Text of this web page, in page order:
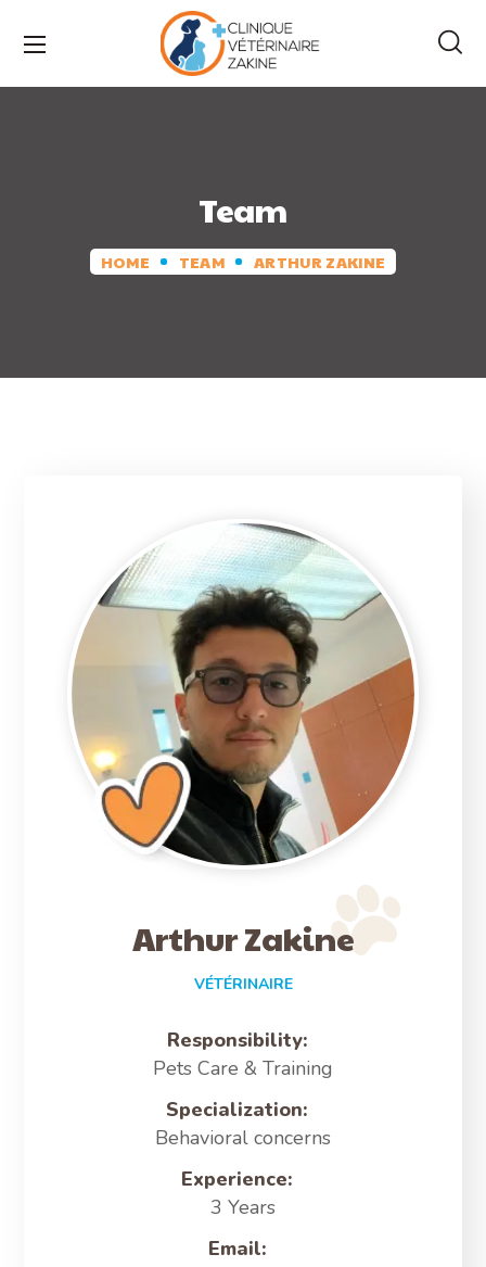
Team
HOME TEAM ARTHUR ZAKINE
Arthur Zakine
VÉTÉRINAIRE
Responsibility:
Pets Care & Training
Specialization:
Behavioral concerns
Experience:
3 Years
Email: